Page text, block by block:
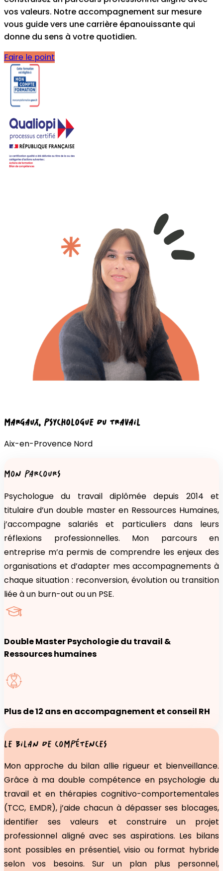
vos valeurs. Notre accompagnement sur mesure
vous guide vers une carrière épanouissante qui
donne du sens à votre quotidien.
Faire le point
MARGAUX, PSYCHOLOGUE DU TRAVAIL
Aix-en-Provence Nord
MON PARCOURS
Psychologue du travail diplômée depuis 2014 et
titulaire d’un double master en Ressources Humaines,
j’accompagne salariés et particuliers dans leurs
réflexions professionnelles. Mon parcours en
entreprise m’a permis de comprendre les enjeux des
organisations et d’adapter mes accompagnements à
chaque situation : reconversion, évolution ou transition
liée à un burn-out ou un PSE.
Double Master Psychologie du travail &
Ressources humaines
Plus de 12 ans en accompagnement et conseil RH
LE BILAN DE COMPÉTENCES
Mon approche du bilan allie rigueur et bienveillance.
Grâce à ma double compétence en psychologie du
travail et en thérapies cognitivo-comportementales
(TCC, EMDR), j’aide chacun à dépasser ses blocages,
identifier ses valeurs et construire un projet
professionnel aligné avec ses aspirations. Les bilans
sont possibles en présentiel, visio ou format hybride
selon vos besoins. Sur un plan plus personnel,